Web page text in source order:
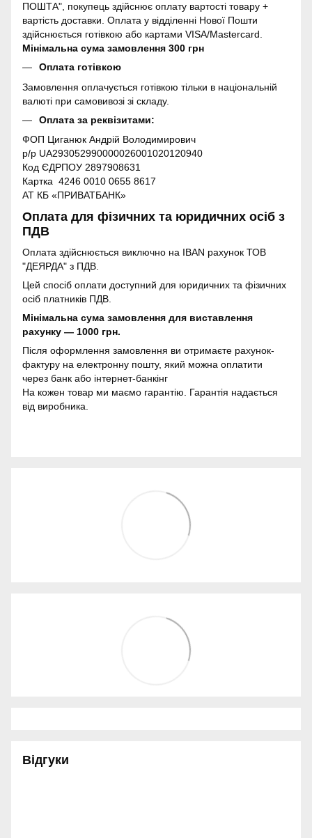
ПОШТА", покупець здійснює оплату вартості товару +
вартість доставки. Оплата у відділенні Нової Пошти
здійснюється готівкою або картами VISA/Mastercard.
Мінімальна сума замовлення 300 грн
Оплата готівкою
Замовлення оплачується готівкою тільки в національній
валюті при самовивозі зі складу.
Оплата за реквізитами:
ФОП Циганюк Андрій Володимирович
р/р UA293052990000026001020120940
Код ЄДРПОУ 2897908631
Картка 4246 0010 0655 8617
АТ КБ «ПРИВАТБАНК»
Оплата для фізичних та юридичних осіб з
ПДВ
Оплата здійснюється виключно на IBAN рахунок ТОВ
"ДЕЯРДА" з ПДВ.
Цей спосіб оплати доступний для юридичних та фізичних
осіб платників ПДВ.
Мінімальна сума замовлення для виставлення
рахунку — 1000 грн.
Після оформлення замовлення ви отримаєте рахунок-
фактуру на електронну пошту, який можна оплатити
через банк або інтернет-банкінг
На кожен товар ми маємо гарантію. Гарантія надається
від виробника.
Відгуки